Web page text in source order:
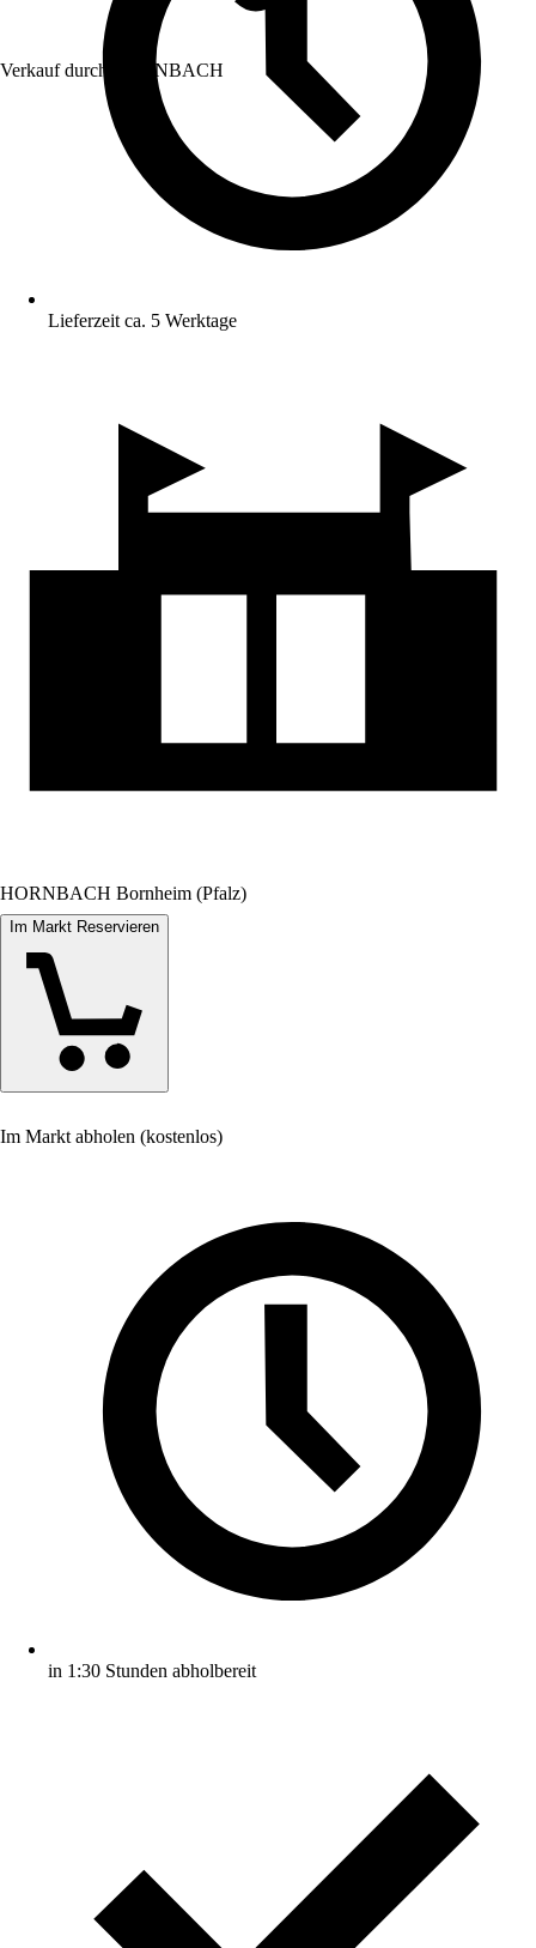
Verkauf durch: HORNBACH
Lieferzeit ca. 5 Werktage
HORNBACH Bornheim (Pfalz)
Im Markt Reservieren
Im Markt abholen (kostenlos)
in 1:30 Stunden abholbereit